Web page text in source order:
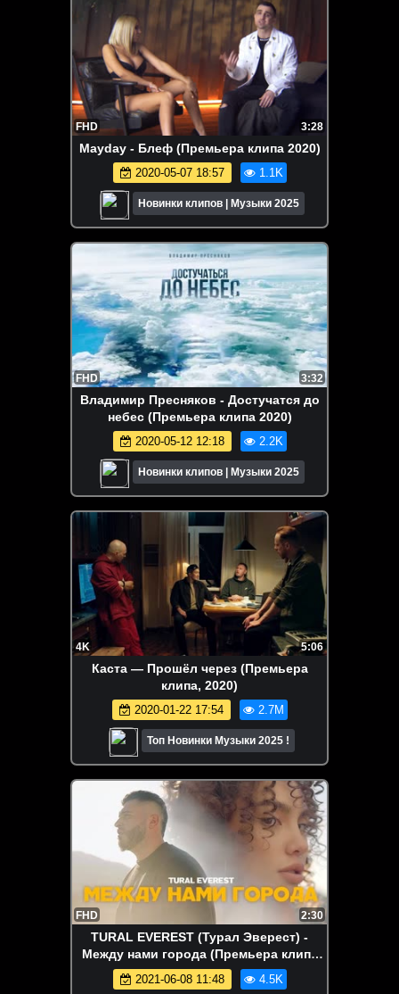
FHD 3:28
Mayday - Блеф (Премьера клипа 2020)
2020-05-07 18:57 1.1K
Новинки клипов | Музыки 2025
FHD 3:32
Владимир Пресняков - Достучатся до
небес (Премьера клипа 2020)
2020-05-12 12:18 2.2K
Новинки клипов | Музыки 2025
4K 5:06
Каста — Прошёл через (Премьера
клипа, 2020)
2020-01-22 17:54 2.7M
Топ Новинки Музыки 2025 !
FHD 2:30
TURAL EVEREST (Турал Эверест) -
Между нами города (Премьера клипа
2021)
2021-06-08 11:48 4.5K